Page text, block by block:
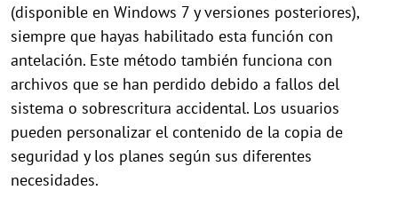
(disponible en Windows 7 y versiones posteriores),
siempre que hayas habilitado esta función con
antelación. Este método también funciona con
archivos que se han perdido debido a fallos del
sistema o sobrescritura accidental. Los usuarios
pueden personalizar el contenido de la copia de
seguridad y los planes según sus diferentes
necesidades.